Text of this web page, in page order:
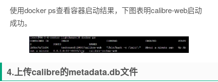
使用docker ps查看容器启动结果，下图表明calibre-web启动
成功。
4.上传calibre的metadata.db文件